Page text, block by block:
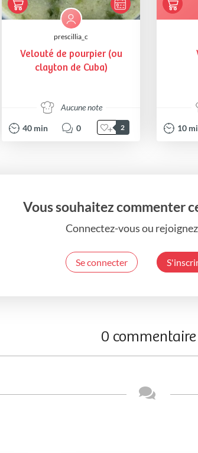
prescillia_c
Velouté de pourpier (ou
clayton de Cuba)
Aucune note
40 min 0 2 10
Vous souhaitez commenter
Connectez-vous ou
Se connecter
0 commentaire